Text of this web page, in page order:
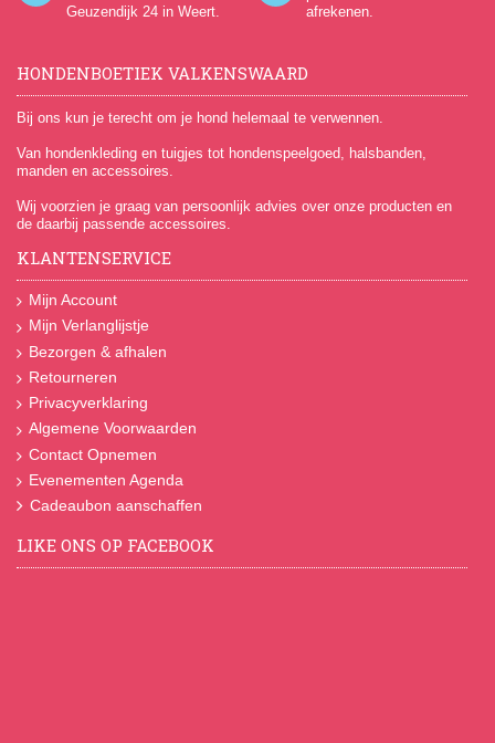
Geuzendijk 24 in Weert.
afrekenen.
HONDENBOETIEK VALKENSWAARD
Bij ons kun je terecht om je hond helemaal te verwennen.
Van hondenkleding en tuigjes tot hondenspeelgoed, halsbanden,
manden en accessoires.
Wij voorzien je graag van persoonlijk advies over onze producten en
de daarbij passende accessoires.
KLANTENSERVICE
Mijn Account
Mijn Verlanglijstje
Bezorgen & afhalen
Retourneren
Privacyverklaring
Algemene Voorwaarden
Contact Opnemen
Evenementen Agenda
Cadeaubon aanschaffen
LIKE ONS OP FACEBOOK